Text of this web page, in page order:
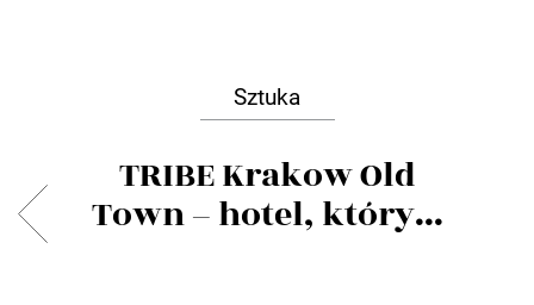
Sztuka
TRIBE Krakow Old
Town – hotel, który...